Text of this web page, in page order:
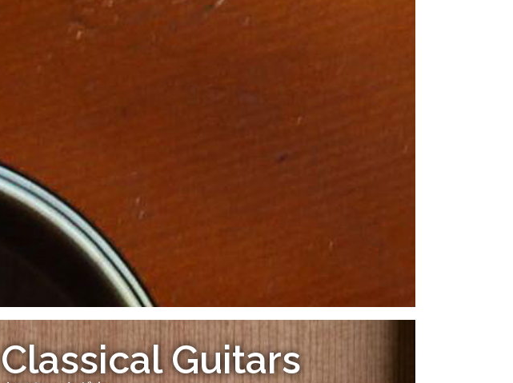
Classical Guitars